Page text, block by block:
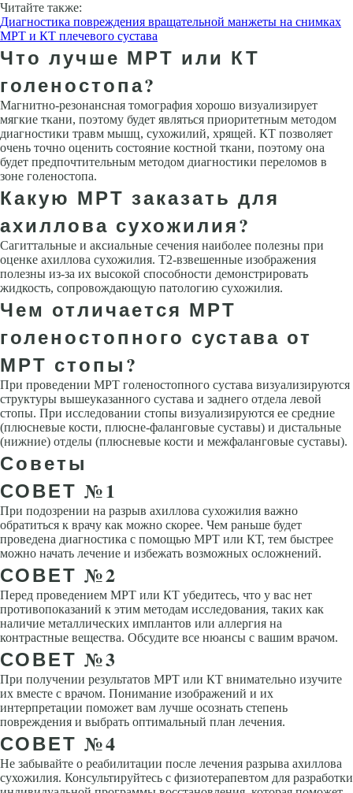
Читайте также:
Диагностика повреждения вращательной манжеты на снимках
МРТ и КТ плечевого сустава
Что лучше МРТ или КТ
голеностопа?
Магнитно-резонансная томография хорошо визуализирует
мягкие ткани, поэтому будет являться приоритетным методом
диагностики травм мышц, сухожилий, хрящей. КТ позволяет
очень точно оценить состояние костной ткани, поэтому она
будет предпочтительным методом диагностики переломов в
зоне голеностопа.
Какую МРТ заказать для
ахиллова сухожилия?
Сагиттальные и аксиальные сечения наиболее полезны при
оценке ахиллова сухожилия. Т2-взвешенные изображения
полезны из-за их высокой способности демонстрировать
жидкость, сопровождающую патологию сухожилия.
Чем отличается МРТ
голеностопного сустава от
МРТ стопы?
При проведении МРТ голеностопного сустава визуализируются
структуры вышеуказанного сустава и заднего отдела левой
стопы. При исследовании стопы визуализируются ее средние
(плюсневые кости, плюсне-фаланговые суставы) и дистальные
(нижние) отделы (плюсневые кости и межфаланговые суставы).
Советы
СОВЕТ №1
При подозрении на разрыв ахиллова сухожилия важно
обратиться к врачу как можно скорее. Чем раньше будет
проведена диагностика с помощью МРТ или КТ, тем быстрее
можно начать лечение и избежать возможных осложнений.
СОВЕТ №2
Перед проведением МРТ или КТ убедитесь, что у вас нет
противопоказаний к этим методам исследования, таких как
наличие металлических имплантов или аллергия на
контрастные вещества. Обсудите все нюансы с вашим врачом.
СОВЕТ №3
При получении результатов МРТ или КТ внимательно изучите
их вместе с врачом. Понимание изображений и их
интерпретации поможет вам лучше осознать степень
повреждения и выбрать оптимальный план лечения.
СОВЕТ №4
Не забывайте о реабилитации после лечения разрыва ахиллова
сухожилия. Консультируйтесь с физиотерапевтом для разработки